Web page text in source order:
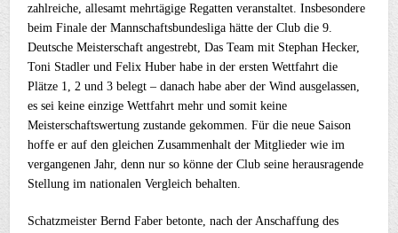
zahlreiche, allesamt mehrtägige Regatten veranstaltet. Insbesondere
beim Finale der Mannschaftsbundesliga hätte der Club die 9.
Deutsche Meisterschaft angestrebt, Das Team mit Stephan Hecker,
Toni Stadler und Felix Huber habe in der ersten Wettfahrt die
Plätze 1, 2 und 3 belegt – danach habe aber der Wind ausgelassen,
es sei keine einzige Wettfahrt mehr und somit keine
Meisterschaftswertung zustande gekommen. Für die neue Saison
hoffe er auf den gleichen Zusammenhalt der Mitglieder wie im
vergangenen Jahr, denn nur so könne der Club seine herausragende
Stellung im nationalen Vergleich behalten.
Schatzmeister Bernd Faber betonte, nach der Anschaffung des